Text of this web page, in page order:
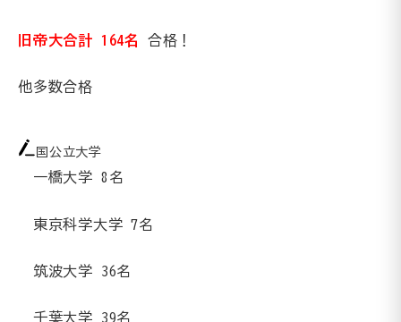
旧帝大合計 164名 合格！
他多数合格
国公立大学
一橋大学 8名
東京科学大学 7名
筑波大学 36名
千葉大学 39名